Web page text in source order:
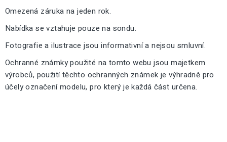
Omezená záruka na jeden rok.
Nabídka se vztahuje pouze na sondu.
Fotografie a ilustrace jsou informativní a nejsou smluvní.
Ochranné známky použité na tomto webu jsou majetkem
výrobců, použití těchto ochranných známek je výhradně pro
účely označení modelu, pro který je každá část určena.